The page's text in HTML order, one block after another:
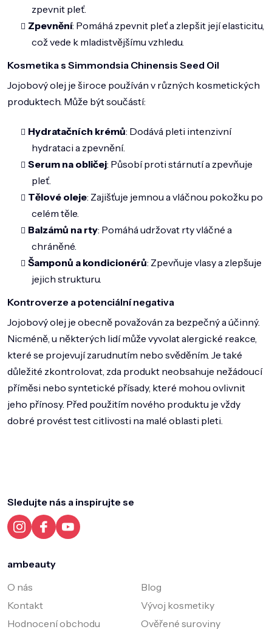
zpevnit pleť.
Zpevnění: Pomáhá zpevnit pleť a zlepšit její elasticitu,
což vede k mladistvějšímu vzhledu.
Kosmetika s Simmondsia Chinensis Seed Oil
Jojobový olej je široce používán v různých kosmetických
produktech. Může být součástí:
Hydratačních krémů: Dodává pleti intenzivní
hydrataci a zpevnění.
Serum na obličej: Působí proti stárnutí a zpevňuje
pleť.
Tělové oleje: Zajišťuje jemnou a vláčnou pokožku po
celém těle.
Balzámů na rty: Pomáhá udržovat rty vláčné a
chráněné.
Šamponů a kondicionérů: Zpevňuje vlasy a zlepšuje
jejich strukturu.
Kontroverze a potenciální negativa
Jojobový olej je obecně považován za bezpečný a účinný.
Nicméně, u některých lidí může vyvolat alergické reakce,
které se projevují zarudnutím nebo svěděním. Je také
důležité zkontrolovat, zda produkt neobsahuje nežádoucí
příměsi nebo syntetické přísady, které mohou ovlivnit
jeho přínosy. Před použitím nového produktu je vždy
dobré provést test citlivosti na malé oblasti pleti.
Sledujte nás a inspirujte se
ambeauty
O nás
Kontakt
Hodnocení obchodu
Blog
Vývoj kosmetiky
Ověřené suroviny